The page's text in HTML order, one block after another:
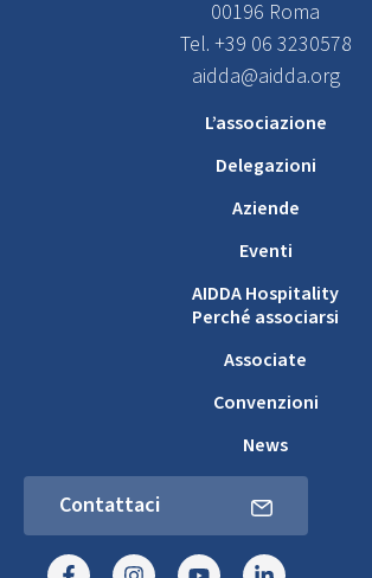
00196 Roma
Tel. +39 06 3230578
aidda@aidda.org
L’associazione
Delegazioni
Aziende
Eventi
AIDDA Hospitality
Perché associarsi
Associate
Convenzioni
News
Contattaci